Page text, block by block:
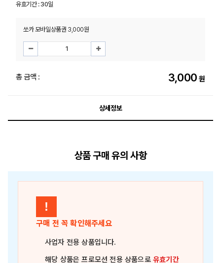
유효기간 :30일
쏘카 모바일상품권 3,000원
총 금액 : 3,000 원
상세정보
상품 구매 유의 사항
!
구매 전 꼭 확인해주세요
사업자 전용 상품입니다.
해당 상품은프로모션 전용 상품으로유효기간